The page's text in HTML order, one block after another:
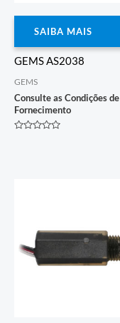
SAIBA MAIS
GEMS AS2038
GEMS
Consulte as Condições de
Fornecimento